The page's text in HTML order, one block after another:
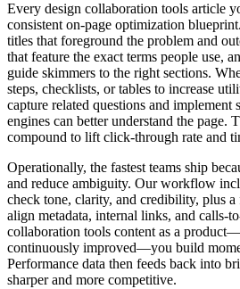
Every design collaboration tools article
consistent on‑page optimization
titles that foreground the problem and
that feature the exact terms people use,
guide skimmers to the right sections.
steps, checklists, or tables to increase
capture related questions and implement
engines can better understand the page.
compound to lift click‑through rate and
Operationally, the fastest teams ship
and reduce ambiguity. Our workflow
check tone, clarity, and credibility, plus
align metadata, internal links, and
collaboration tools content as a
continuously improved—you build
Performance data then feeds back into
sharper and more competitive.